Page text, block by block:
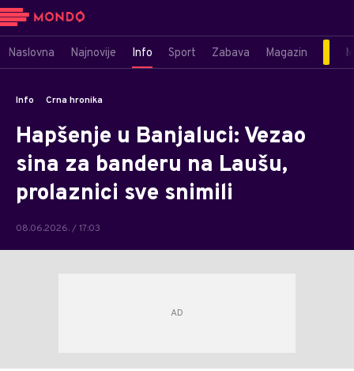
Naslovna Najnovije Info Sport Zabava Magazin
Info Crna hronika
Hapšenje u Banjaluci: Vezao
sina za banderu na Laušu,
prolaznici sve snimili
08.06.2026. / 17:03